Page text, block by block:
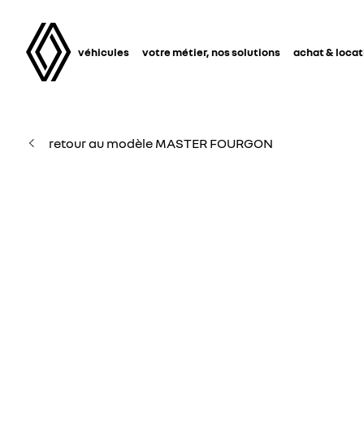
véhicules votre métier, nos solutions achat &
retour au modèle MASTER FOURGON